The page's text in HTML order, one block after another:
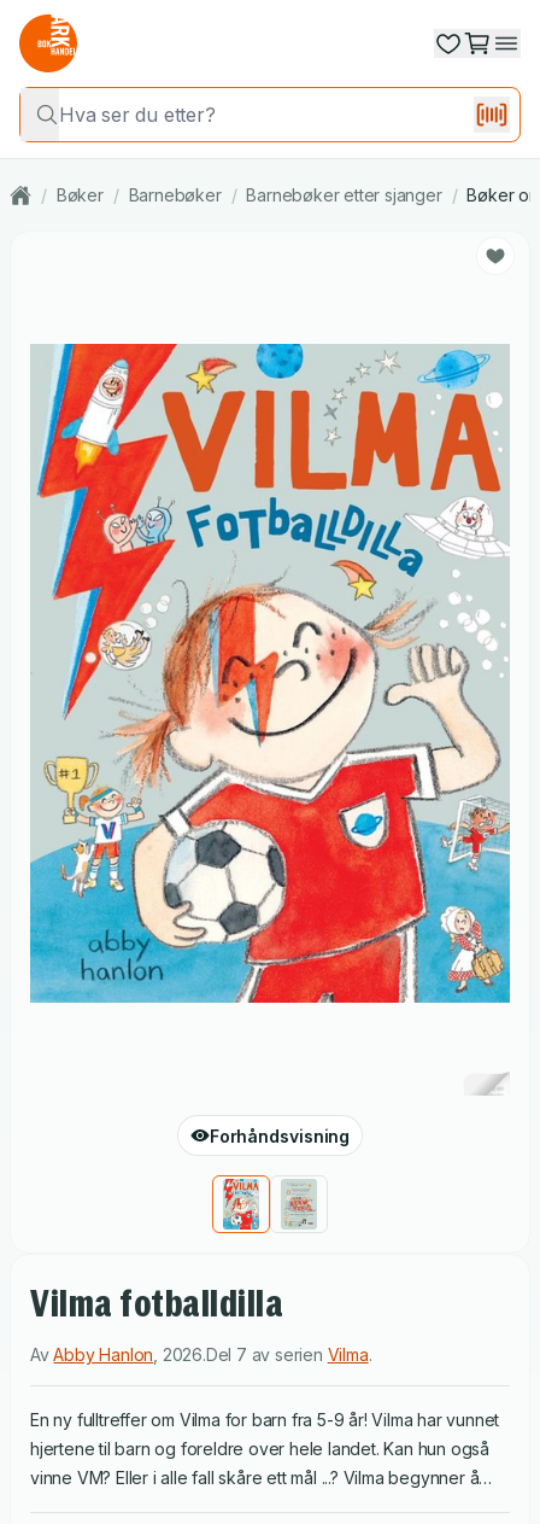
/ Bøker / Barnebøker / Barnebøker etter sjanger / Bøker
Forhåndsvisning
Vilma fotballdilla
AvAbby Hanlon 2026.Del 7 av serien Vilma.
En ny fulltreffer om Vilma for barn fra 5-9 år! Vilma har vunnet
hjertene til barn og foreldre over hele landet. Kan hun også
vinne VM? Eller i alle fall skåre ett mål ...? Vilma begynner å